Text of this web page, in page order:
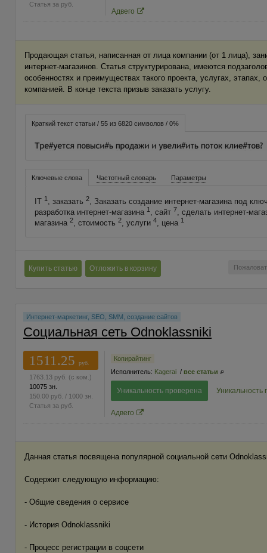
Статья за руб.
Адвего
Продающая статья, написанная от лица компании (от 1 лица),
интернет-магазинов. Статья структурирована, имеются
особенностях и преимуществах такого проекта, услугах, этапах,
компанией. В конце текста призыв заказать услугу.
Краткий текст статьи / 55 из 6820 символов / 0%
Ключевые слова Частотный словарь Параметры
IT 1, заказать 2, Заказать создание интернет-магазина под
разработка интернет-магазина 1, сайт 7, сделать интернет-
магазина 2, стоимость 2, услуги 4, цена 1
Купить статью Отложить в корзину
Интернет-маркетинг, SEO, SMM, создание сайтов
Социальная сеть Odnoklassniki
1511.25
руб.
1763.13 руб. (с ком.)
10075 зн.
150.00 руб. / 1000 зн.
Статья за руб.
Копирайтинг
Исполнитель: Kagerai / все статьи
Уникальность проверена Уникальность
Адвего
Данная статья посвящена популярной социальной сети
Содержит следующую информацию:
- Общие сведения о сервисе
- История Odnoklassniki
- Процесс регистрации в соцсети